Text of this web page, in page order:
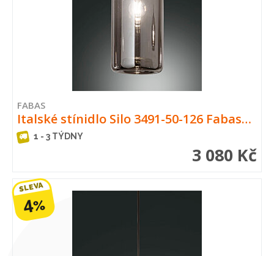
FABAS
Italské stínidlo Silo 3491-50-126 Fabas…
1 - 3 TÝDNY
3 080 Kč
SLEVA
4%